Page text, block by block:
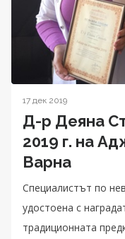
17 дек 2019
Д-р Деяна
2019 г. на
Варна
Специалистът по
удостоена с
традиционната